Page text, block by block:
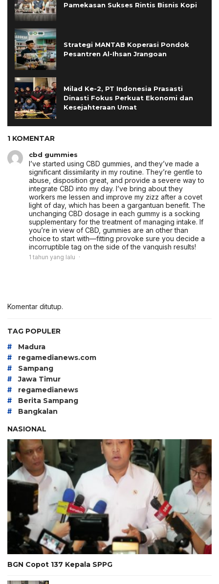
Pamekasan Sukses Rintis Bisnis Kopi
Strategi MANTAB Koperasi Pondok
Pesantren Al-Ihsan Jrangoan
Milad Ke-2, PT Indonesia Prasasti
Dinasti Fokus Perkuat Ekonomi dan
Kesejahteraan Umat
1 KOMENTAR
cbd gummies
I’ve started using CBD gummies, and they’ve made a
significant dissimilarity in my routine. They’re gentle to
abuse, disposition great, and provide a severe way to
integrate CBD into my day. I’ve bring about they
workers me lessen and improve my zizz after a covet
light of day, which has been a gargantuan benefit. The
unchanging CBD dosage in each gummy is a socking
supplementary for the treatment of managing intake. If
you’re in view of CBD, gummies are an other than
choice to start with—fitting provoke sure you decide a
incorruptible tag on the side of the vanquish results!
1 tahun yang lalu
Komentar ditutup.
TAG POPULER
# Madura
# regamedianews.com
# Sampang
# Jawa Timur
# regamedianews
# Berita Sampang
#
Bangkalan
NASIONAL
BGN Copot 137 Kepala SPPG